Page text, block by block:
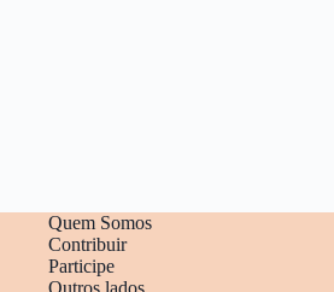
Quem Somos
Contribuir
Participe
Outros lados